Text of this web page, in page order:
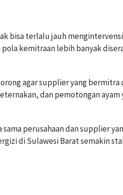
bisa terlalu jauh
kemitraan lebih banyak
agar supplier yang bermitra
dan pemotongan
perusahaan dan supplier
di Sulawesi Barat semakin